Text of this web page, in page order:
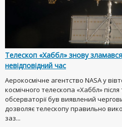
Телескоп «Хаббл» знову
невідповідний час
Аерокосмічне агентство NASA у
космічного телескопа «Хаббл» після
обсерваторії був виявлений
дозволяє телескопу правильно
заз...